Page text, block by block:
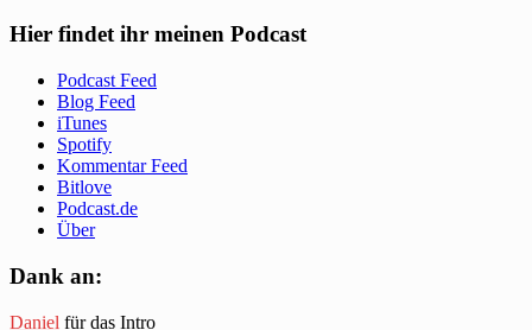
Hier findet ihr meinen Podcast
Podcast Feed
Blog Feed
iTunes
Spotify
Kommentar Feed
Bitlove
Podcast.de
Über
Dank an:
Daniel für das Intro